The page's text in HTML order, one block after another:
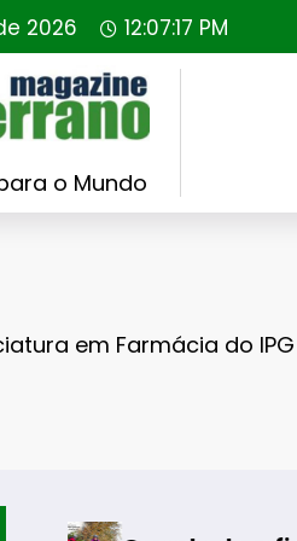
2026 12:07:19 PM
o Mundo
em Farmácia do